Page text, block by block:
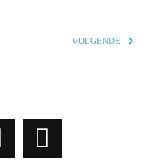
VOLGENDE